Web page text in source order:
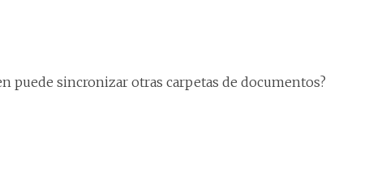
puede sincronizar otras carpetas de documentos?